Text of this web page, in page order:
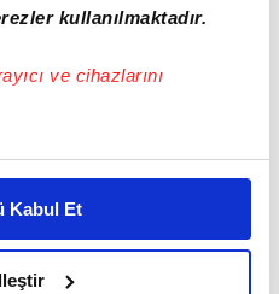
kullanılmaktadır.
ve cihazlarını
sizlere özel
Bunu yaparken
reklam deneyimi sunmak
sunabilmek adına
Kabul Et